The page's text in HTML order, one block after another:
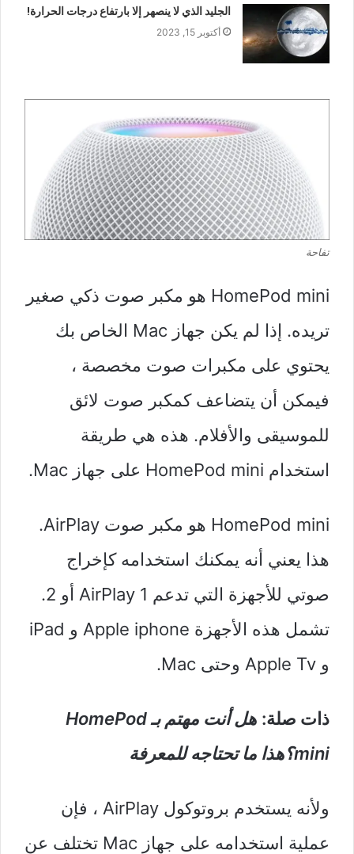
الجليد الذي لا ينصهر إلا بارتفاع درجات الحرارة!
أكتوبر 15, 2023
تفاحة
HomePod mini هو مكبر صوت ذكي صغير
تريده. إذا لم يكن جهاز Mac الخاص بك
يحتوي على مكبرات صوت مخصصة ،
فيمكن أن يتضاعف كمكبر صوت لائق
للموسيقى والأفلام. هذه هي طريقة
استخدام HomePod mini على جهاز Mac.
HomePod mini هو مكبر صوت AirPlay.
هذا يعني أنه يمكنك استخدامه كإخراج
صوتي للأجهزة التي تدعم AirPlay 1 أو 2.
تشمل هذه الأجهزة Apple iphone و iPad
و Apple Tv وحتى Mac.
ذات صلة:
هل أنت مهتم بـ HomePod
mini؟هذا ما تحتاجه للمعرفة
ولأنه يستخدم بروتوكول AirPlay ، فإن
عملية استخدامه على جهاز Mac تختلف عن